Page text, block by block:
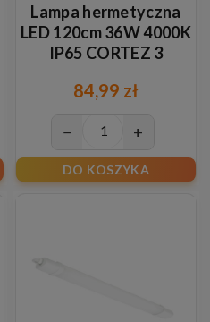
Lampa hermetyczna
LED 120cm 36W 4000K
IP65 CORTEZ 3
84,99 zł
− +
DO KOSZYKA